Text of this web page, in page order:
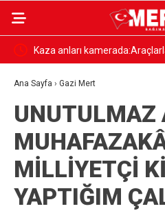
Kaza anları
ve elektrikli bisiklet sürücüleri
Ana Sayfa › Gazi Mert
UNUTULMAZ
MİLLİYETÇİ
YAPTIĞIM